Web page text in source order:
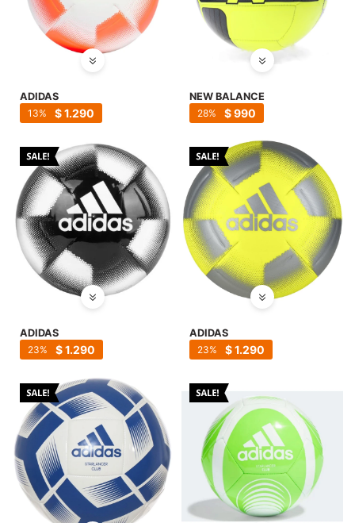
ADIDAS
$1.290
13
NEW BALANCE
$990
28
ADIDAS
$1.290
23
ADIDAS
$1.290
23